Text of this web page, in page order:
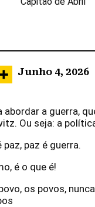
Junho 4, 2026
abordar a guerra,
Ou seja: a
paz, paz é guerra.
é o que é!
os povos,